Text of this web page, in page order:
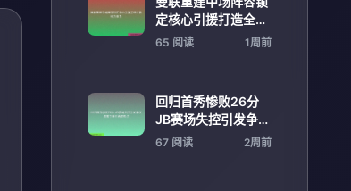
定核心引援打造全新
战力体系
65 阅读 1周前
回归首秀惨败26分
JB赛场失控引发争议
咸猪手事件再成焦点
67 阅读 2周前